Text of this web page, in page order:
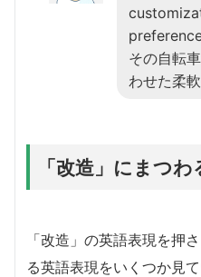
その自転
わせた柔
「改造」にまつわ
「改造」の英語表現を押
る英語表現をいくつか見て